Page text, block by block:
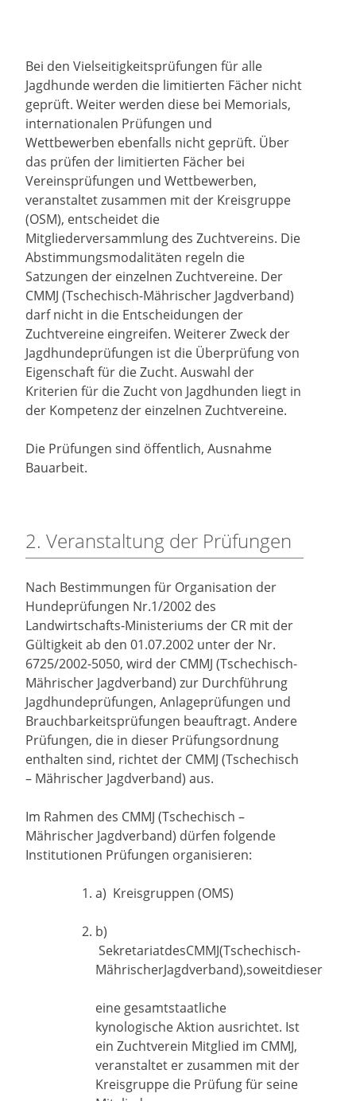
Bei den Vielseitigkeitsprüfungen für alle
Jagdhunde werden die limitierten Fächer nicht
geprüft. Weiter werden diese bei Memorials,
internationalen Prüfungen und
Wettbewerben ebenfalls nicht geprüft. Über
das prüfen der limitierten Fächer bei
Vereinsprüfungen und Wettbewerben,
veranstaltet zusammen mit der Kreisgruppe
(OSM), entscheidet die
Mitgliederversammlung des Zuchtvereins. Die
Abstimmungsmodalitäten regeln die
Satzungen der einzelnen Zuchtvereine. Der
CMMJ (Tschechisch-Mährischer Jagdverband)
darf nicht in die Entscheidungen der
Zuchtvereine eingreifen. Weiterer Zweck der
Jagdhundeprüfungen ist die Überprüfung von
Eigenschaft für die Zucht. Auswahl der
Kriterien für die Zucht von Jagdhunden liegt in
der Kompetenz der einzelnen Zuchtvereine.
Die Prüfungen sind öffentlich, Ausnahme
Bauarbeit.
2. Veranstaltung der Prüfungen
Nach Bestimmungen für Organisation der
Hundeprüfungen Nr.1/2002 des
Landwirtschafts-Ministeriums der CR mit der
Gültigkeit ab den 01.07.2002 unter der Nr.
6725/2002-5050, wird der CMMJ (Tschechisch-
Mährischer Jagdverband) zur Durchführung
Jagdhundeprüfungen, Anlageprüfungen und
Brauchbarkeitsprüfungen beauftragt. Andere
Prüfungen, die in dieser Prüfungsordnung
enthalten sind, richtet der CMMJ (Tschechisch
– Mährischer Jagdverband) aus.
Im Rahmen des CMMJ (Tschechisch –
Mährischer Jagdverband) dürfen folgende
Institutionen Prüfungen organisieren:
a) Kreisgruppen (OMS)
b)
SekretariatdesCMMJ(Tschechisch-
MährischerJagdverband),soweitdieser
eine gesamtstaatliche
kynologische Aktion ausrichtet. Ist
ein Zuchtverein Mitglied im CMMJ,
veranstaltet er zusammen mit der
Kreisgruppe die Prüfung für seine